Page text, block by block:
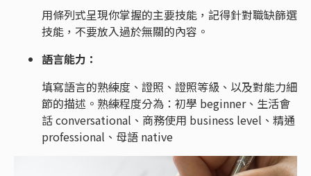
用條列式呈現你掌握的主要技能，記得針對職缺篩選
技能，不要放入過於無關的內容。
語言能力：
填寫語言的熟練度、證照、證照等級、以及對能力細
節的描述。熟練程度分為：初學 beginner、生活會
話 conversational、商務使用 business level、精通
professional、母語 native